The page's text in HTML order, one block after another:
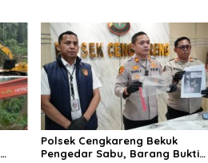
Polsek Cengkareng Bekuk
Pengedar Sabu, Barang Bukti